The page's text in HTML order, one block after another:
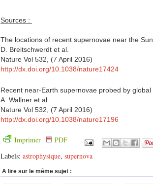
Sources :
The locations of recent supernovae near the
D. Breitschwerdt et al.
Nature Vol 532, (7 April 2016)
http://dx.doi.org/10.1038/nature17424
Recent near-Earth supernovae probed by
A. Wallner et al.
Nature Vol 532, (7 April 2016)
http://dx.doi.org/10.1038/nature17196
Imprimer
PDF
Labels: astrophysique, supernova
A lire sur le même sujet :